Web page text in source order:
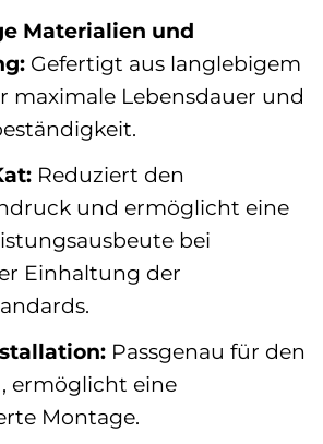
Materialien und
Gefertigt aus langlebigem
maximale Lebensdauer und
Reduziert den
und ermöglicht eine
bei
Einhaltung der
Passgenau für den
ermöglicht eine
Montage.